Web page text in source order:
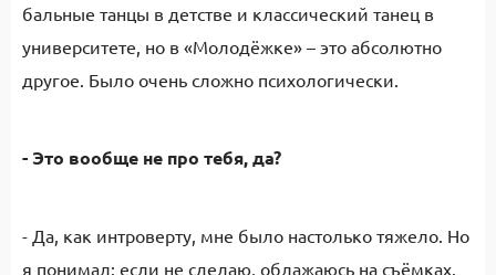
бальные танцы в детстве и классический танец в
университете, но в «Молодёжке» – это абсолютно
другое. Было очень сложно психологически.
- Это вообще не про тебя, да?
- Да, как интроверту, мне было настолько тяжело. Но
я понимал: если не сделаю, облажаюсь на съёмках.